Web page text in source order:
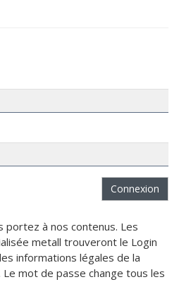
portez à nos contenus. Les
metall trouveront le Login
informations légales de la
mot de passe change tous les